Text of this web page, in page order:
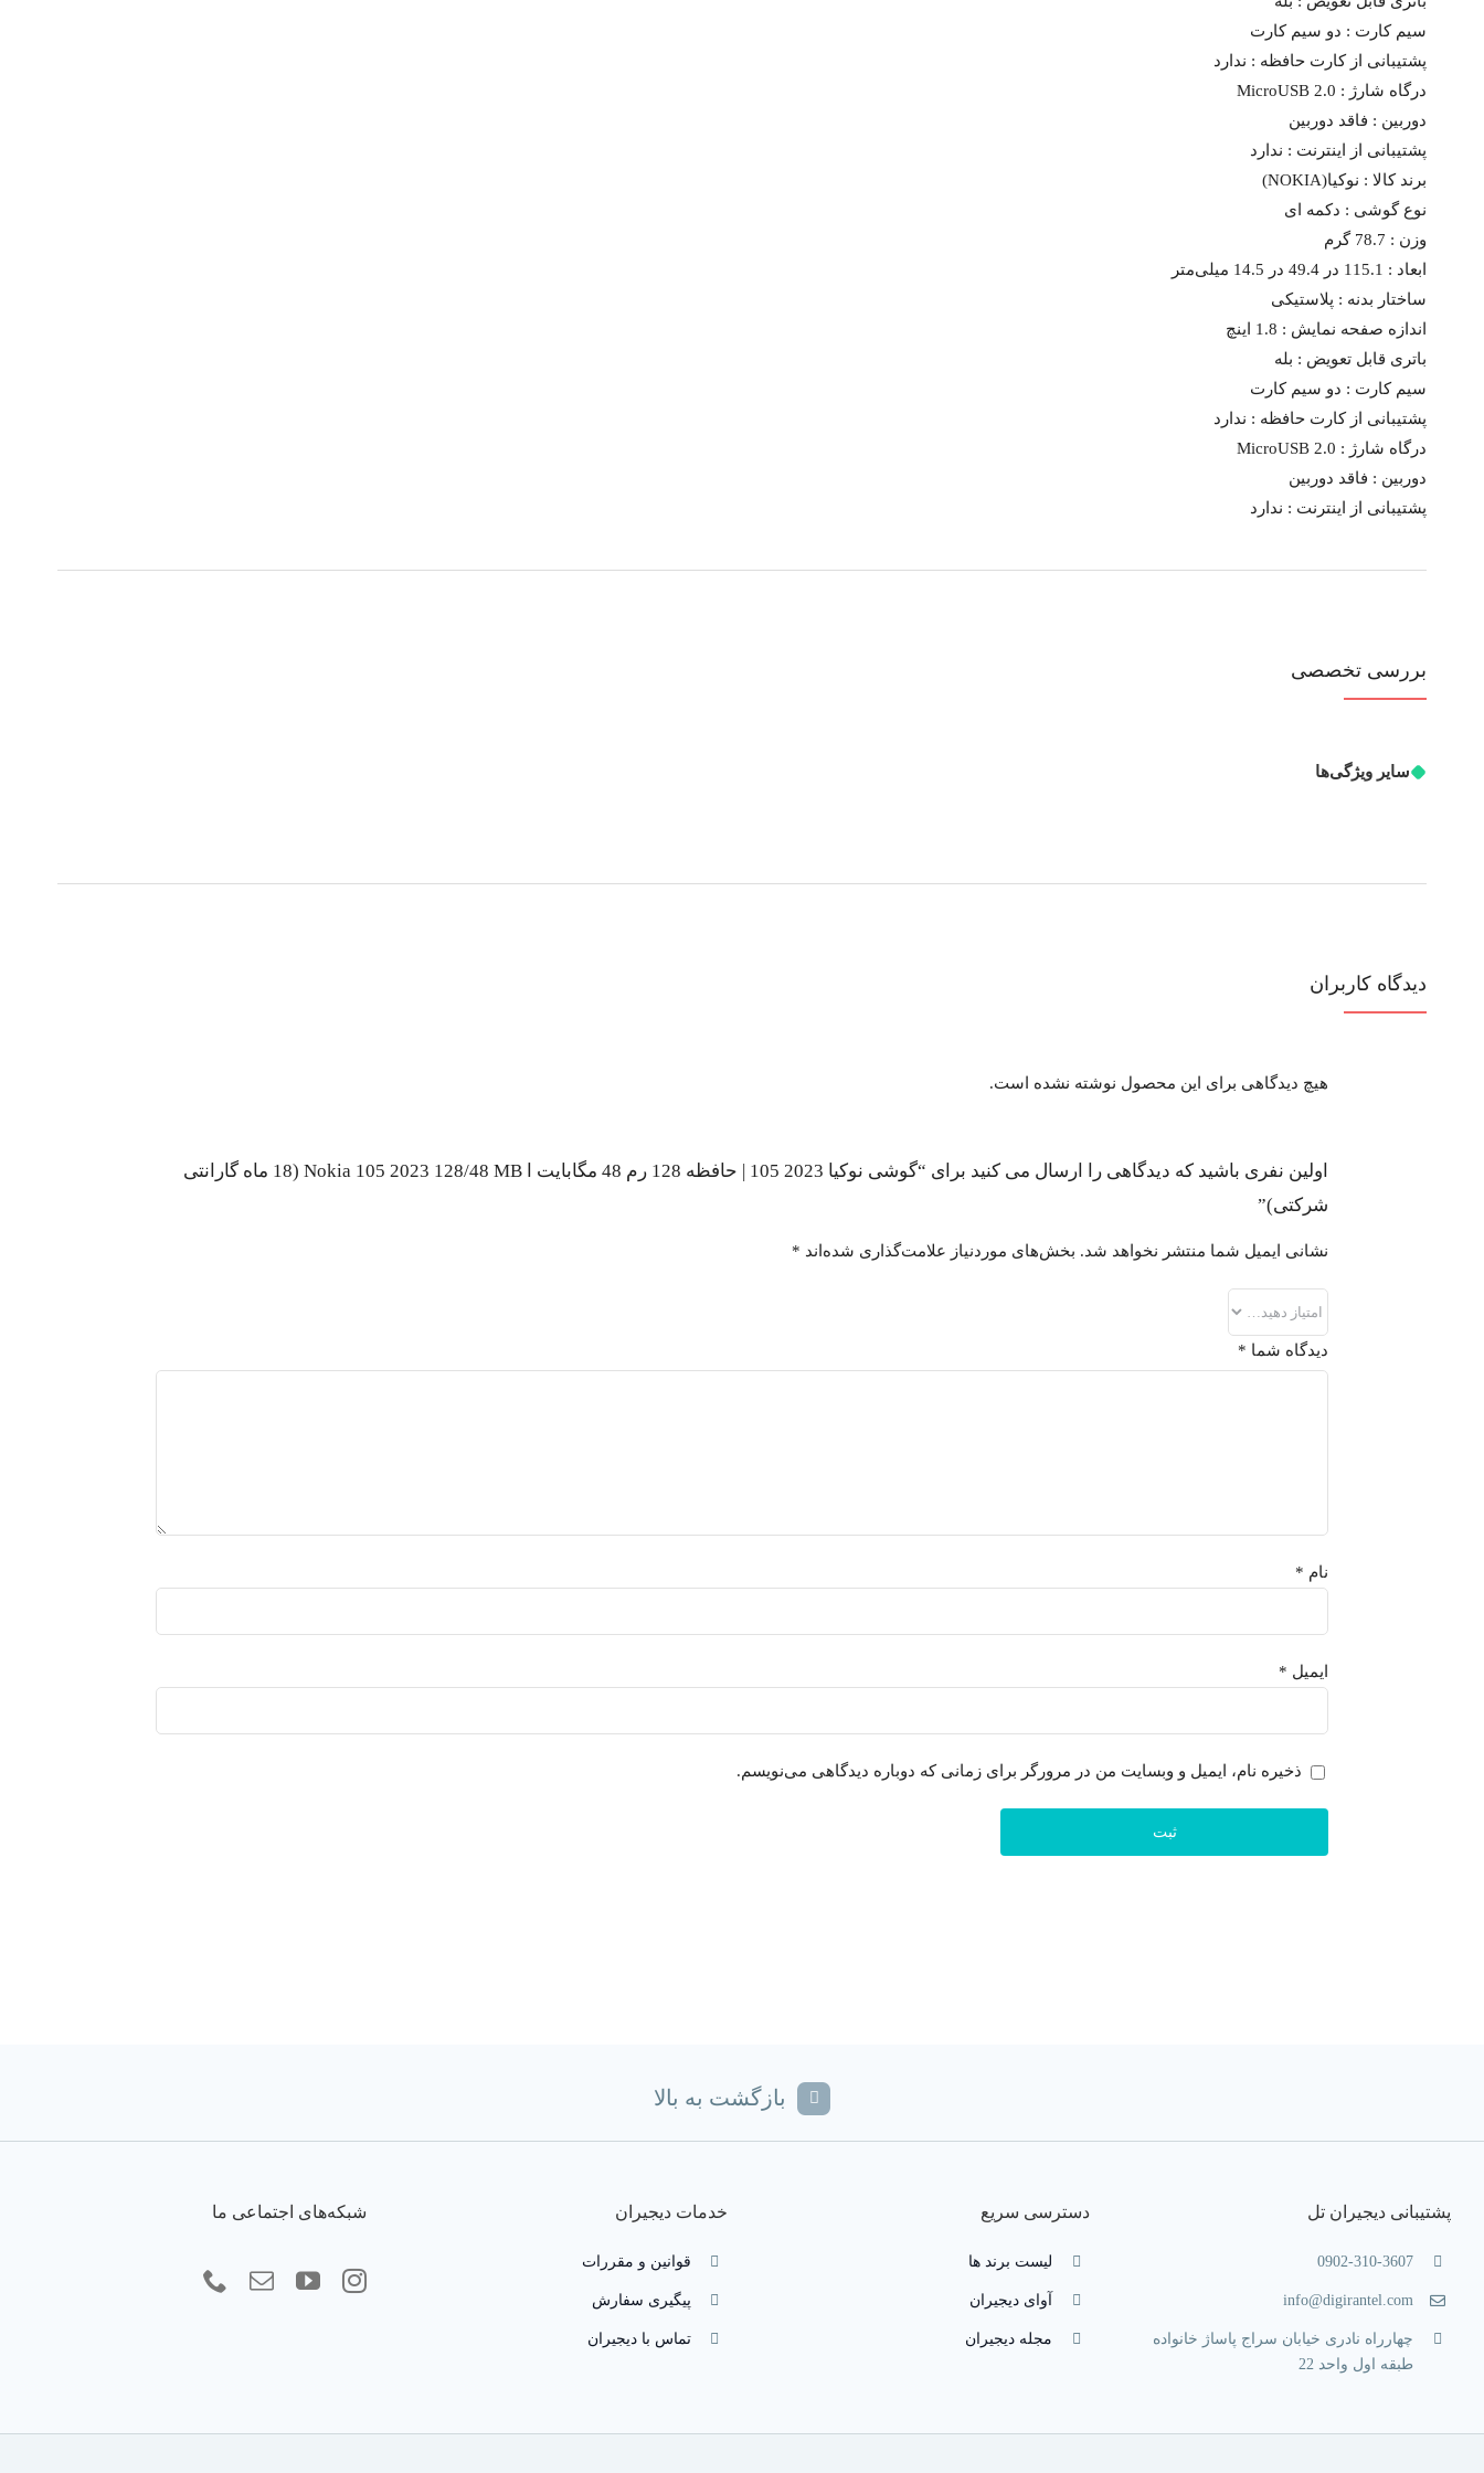
سیم کارت : دو سیم کارت
پشتیبانی از کارت حافظه : ندارد
درگاه شارژ : MicroUSB 2.0
دوربین : فاقد دوربین
پشتیبانی از اینترنت : ندارد
برند کالا : نوکیا(NOKIA)
نوع گوشی : دکمه ای
وزن : 78.7 گرم
ابعاد : 115.1 در 49.4 در 14.5 میلی‌متر
ساختار بدنه : پلاستیکی
اندازه صفحه نمایش : 1.8 اینچ
باتری قابل تعویض : بله
سیم کارت : دو سیم کارت
پشتیبانی از کارت حافظه : ندارد
درگاه شارژ : MicroUSB 2.0
دوربین : فاقد دوربین
پشتیبانی از اینترنت : ندارد
بررسی تخصصی
سایر ویژگی‌ها
دیدگاه کاربران
هیچ دیدگاهی برای این محصول نوشته نشده است.
اولین نفری باشید که دیدگاهی را ارسال می کنید برای “گوشی نوکیا 2023 105 | حافظه 128 رم 48 مگابایت ا Nokia 105 2023 128/48 MB (18 ماه گارانتی
شرکتی)”
نشانی ایمیل شما منتشر نخواهد شد. بخش‌های موردنیاز علامت‌گذاری شده‌اند *
دیدگاه شما *
نام *
ایمیل *
ذخیره نام، ایمیل و وبسایت من در مرورگر برای زمانی که دوباره دیدگاهی می‌نویسم.
بازگشت به بالا
پشتیبانی دیجیران تل
0902-310-3607
info@digirantel.com
چهارراه نادری خیابان سراج پاساژ خانواده
طبقه اول واحد 22
دسترسی سریع
لیست برند ها
آوای دیجیران
مجله دیجیران
خدمات دیجیران
قوانین و مقررات
پیگیری سفارش
تماس با دیجیران
شبکه‌های اجتماعی ما